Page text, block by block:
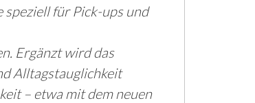
speziell für Pick-ups und
Ergänzt wird das
Alltagstauglichkeit
– etwa mit dem neuen